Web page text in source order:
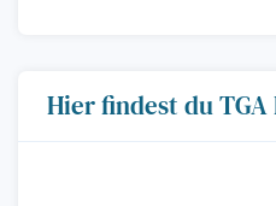
Hier findest du